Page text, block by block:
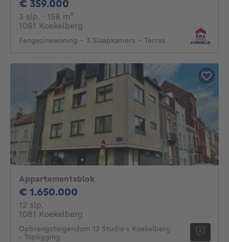
€ 359.000
3 slp. 3 slaapkamers
· 158 m²
1081 Koekelberg
Eengezinswoning - 3 Slaapkamers - Terras
Appartementsblok
€ 1.650.000
12 slp.
1081 Koekelberg
Opbrengsteigendom 12 Studio s Koekelberg
- Topligging